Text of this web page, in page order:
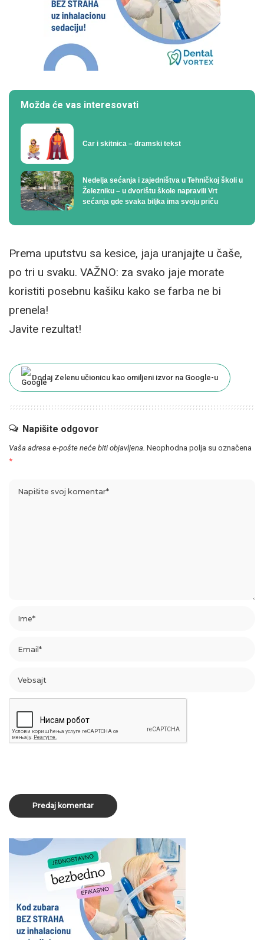
Možda će vas interesovati
Car i skitnica – dramski tekst
Nedelja sećanja i zajedništva u Tehničkoj školi u
Železniku – u dvorištu škole napravili Vrt
sećanja gde svaka biljka ima svoju priču
Prema uputstvu sa kesice, jaja uranjajte u čaše,
po tri u svaku. VAŽNO: za svako jaje morate
koristiti posebnu kašiku kako se farba ne bi
prenela!
Javite rezultat!
Dodaj Zelenu učionicu kao omiljeni izvor na Google-u
Napišite odgovor
Vaša adresa e-pošte neće biti objavljena. Neophodna polja su označena
*